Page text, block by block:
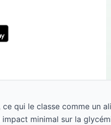
qui le classe comme un
minimal sur la